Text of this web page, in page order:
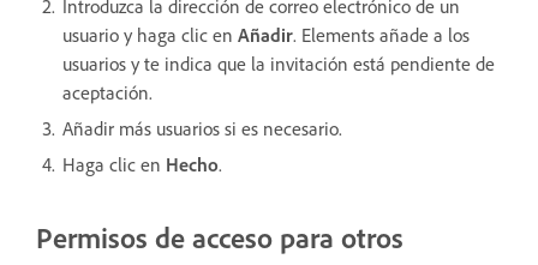
Introduzca la dirección de correo electrónico de un
usuario y haga clic en Añadir. Elements añade a los
usuarios y te indica que la invitación está pendiente de
aceptación.
Añadir más usuarios si es necesario.
Haga clic en Hecho.
Permisos de acceso para otros